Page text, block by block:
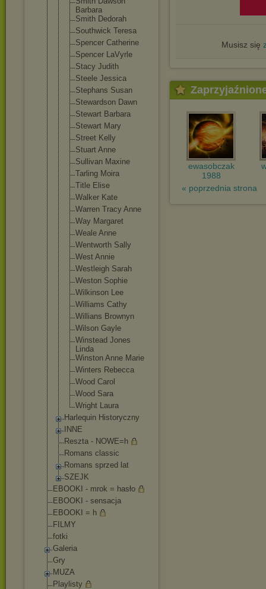
Barbara
Smith Dedorah
Southwick Teresa
Spencer Catherine
Spencer LaVyrle
Stacy Judith
Steele Jessica
Stephans Susan
Stewardson Dawn
Stewart Barbara
Stewart Mary
Street Kelly
Stuart Anne
Sullivan Maxine
Tarling Moira
Title Elise
Walker Kate
Warren Tracy Anne
Way Margaret
Weale Anne
Wentworth Sally
West Annie
Westleigh Sarah
Weston Sophie
Wilkinson Lee
Williams Cathy
Willians Brownyn
Wilson Gayle
Winstead Jones
Linda
Winston Anne Marie
Winters Rebecca
Wood Carol
Wood Sara
Wright Laura
Harlequin Historyczny
INNE
Reszta - NOWE=h
Romans classic
Romans sprzed lat
SZEJK
EBOOKI - mrok = hasło
EBOOKI - sensacja
EBOOKI = h
FILMY
fotki
Galeria
Gry
MUZA
Playlisty
Musisz się
ewasobczak
1988
« poprzednia strona